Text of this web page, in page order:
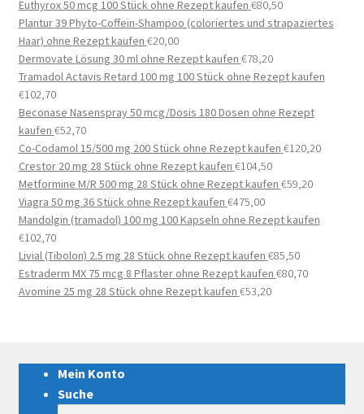
Euthyrox 50 mcg 100 Stück ohne Rezept kaufen €80,50
Plantur 39 Phyto-Coffein-Shampoo (coloriertes und strapaziertes
Haar) ohne Rezept kaufen €20,00
Dermovate Lösung 30 ml ohne Rezept kaufen €78,20
Tramadol Actavis Retard 100 mg 100 Stück ohne Rezept kaufen
€102,70
Beconase Nasenspray 50 mcg/Dosis 180 Dosen ohne Rezept
kaufen €52,70
Co-Codamol 15/500 mg 200 Stück ohne Rezept kaufen €120,20
Crestor 20 mg 28 Stück ohne Rezept kaufen €104,50
Metformine M/R 500 mg 28 Stück ohne Rezept kaufen €59,20
Viagra 50 mg 36 Stück ohne Rezept kaufen €475,00
Mandolgin (tramadol) 100 mg 100 Kapseln ohne Rezept kaufen
€102,70
Livial (Tibolon) 2.5 mg 28 Stück ohne Rezept kaufen €85,50
Estraderm MX 75 mcg 8 Pflaster ohne Rezept kaufen €80,70
Avomine 25 mg 28 Stück ohne Rezept kaufen €53,20
Mein Konto
Suche